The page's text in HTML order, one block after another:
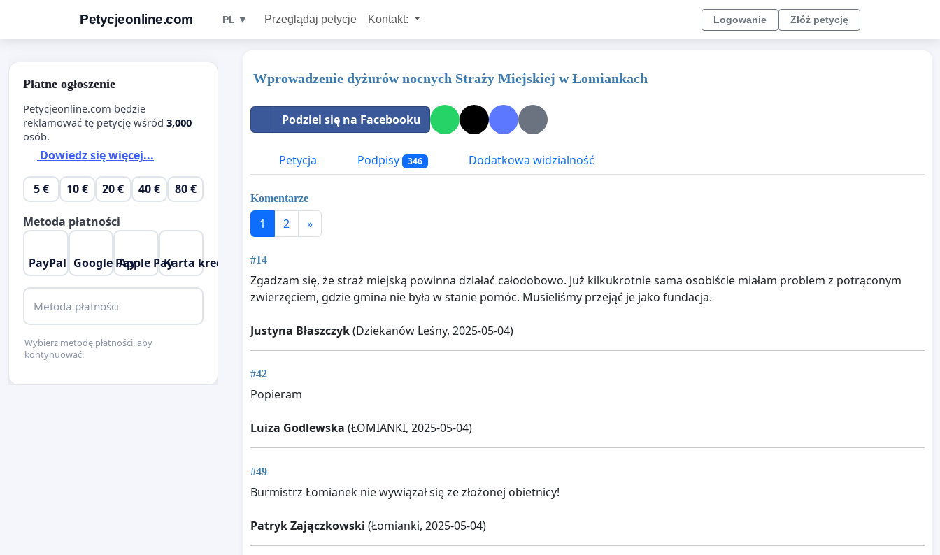
Petycjeonline.com PL ▼ Przeglądaj petycje Kontakt: Logowanie Złóż petycję
Wprowadzenie dyżurów nocnych Straży Miejskiej w Łomiankach
Podziel się na Facebooku
Petycja Podpisy 346 Dodatkowa widzialność
Komentarze
1 2 »
#14
Zgadzam się, że straż miejską powinna działać całodobowo. Już kilkukrotnie sama osobiście miałam problem z potrąconym
zwierzęciem, gdzie gmina nie była w stanie pomóc. Musieliśmy przejąć je jako fundacja.
Justyna Błaszczyk(Dziekanów Leśny, 2025-05-04)
#42
Popieram
Luiza Godlewska (ŁOMIANKI, 2025-05-04)
#49
Burmistrz Łomianek nie wywiązał się ze złożonej obietnicy!
Patryk Zajączkowski (Łomianki, 2025-05-04)
Płatne ogłoszenie
Petycjeonline.com będzie
reklamować tę petycję wśród 3,000
osób.
Dowiedz się więcej...
5 € 10 € 20 € 40 € 80 €
Metoda płatności
PayPal Google PayApple PayKarta kredytowa
Metoda płatności
Wybierz metodę płatności, aby
kontynuować.